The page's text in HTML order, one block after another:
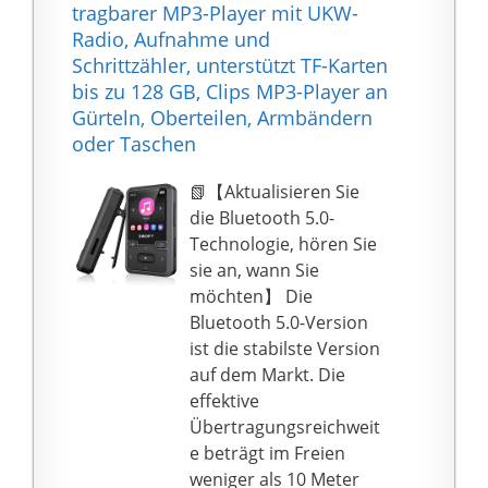
LEICHTES GEWICHT
UND KOMFORTABEL:
Das Laufarmband
besteht aus
hochwertigem Lycra
(Spandex) und wiegt
elastische Eigenschaft
von Spandex macht
den Armtelefonhalter
sehr bequem im
Vergleich zu
Armbändern aus
anderem Material.
UNIVERSALGRÖSSE:
Das Phone-Armband
verfügt über zwei
Klettverschlüsse, die
um den Komfort und
die Luftdurchlässigkeit
zu
[Eine perfekte
Passform] Intelligentes
Design mit doppelten
Schnallenschlaufen und
einem verstellbaren
Gummiband, wodurch
es so einfach ist, das
Armband an Ihren Arm
anzupassen. Kein Ärger
mehr mit unbequemen
Verlängerungsbändern
oder Armbändern, die
nicht passen.
[Quality Promise for
Life] Wir glauben daran,
tragbarer MP3-Player mit UKW-
Radio, Aufnahme und
Schrittzähler, unterstützt TF-Karten
bis zu 128 GB, Clips MP3-Player an
Gürteln, Oberteilen, Armbändern
oder Taschen
📗【Aktualisieren Sie
die Bluetooth 5.0-
Technologie, hören Sie
sie an, wann Sie
möchten】 Die
Bluetooth 5.0-Version
ist die stabilste Version
auf dem Markt. Die
effektive
Übertragungsreichweit
e beträgt im Freien
weniger als 10 Meter